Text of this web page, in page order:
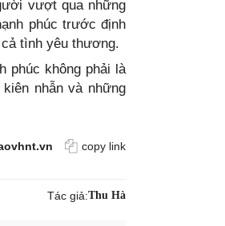
vượt qua những
phúc trước định
tình yêu thương.
phúc không phải là
nhẫn và những
copy link
Tác giả:Thu Hà